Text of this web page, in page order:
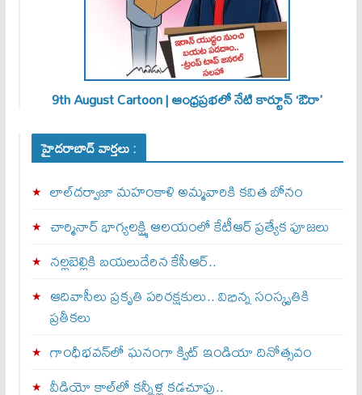
9th August Cartoon | ఆంధ్రప్రభలో నేటి కార్టూన్ ‘ఔరా’
హైదరాబాద్ వార్తలు :
లాల్‌దర్వాజా మహంకాళి అమ్మవారికి కవిత బోనం
చార్మినార్‌ భాగ్యలక్ష్మి ఆలయంలో కేటీఆర్ ప్రత్యేక పూజలు
నల్లబెల్లికి బయలుదేరిన కేసీఆర్‌..
ఆదివాసీలు ప్రకృతి పరిరక్షకులు.. విభిన్న సంస్కృతికి
ప్రతీకలు
గాంధీభవన్‌లో ఘనంగా క్విట్‌ ఇండియా దినోత్సవం
వీడియో కాల్‌లో కన్నీళ్ల కడచూపు..